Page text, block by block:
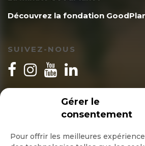
Gérer le
consentement
Pour offrir les meilleures
Découvrez la fondation
SUIVEZ-NOUS
INSCRIPTION NEWSLETTER